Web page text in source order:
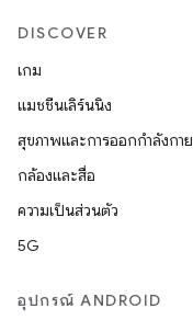
DISCOVER
เกม
แมชชีนเลิร์นนิง
สุขภาพและการออกกำลังกาย
กล้องและสื่อ
ความเป็นส่วนตัว
5G
อุปกรณ์ ANDROID